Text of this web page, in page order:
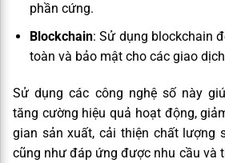
phần cứng.
Blockchain: Sử dụng blockchain
toàn và bảo mật cho các giao
Sử dụng các công nghệ số này
tăng cường hiệu quả hoạt động,
gian sản xuất, cải thiện chất lượng
cũng như đáp ứng được nhu cầu và